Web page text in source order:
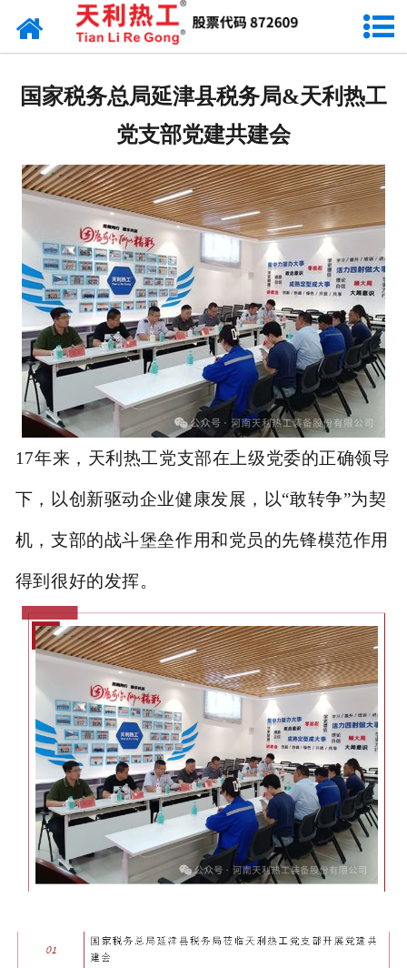
网站首页
产品常识
国家税务总局延津县税务局&天利热工
党支部党建共建会
17年来， 天利热工党支部在上级党委的正确领导
下，以创新驱动企业健康发展，以“敢转争”为契
机，支部的战斗堡垒作用和党员的先锋模范作用
得到很好的发挥。